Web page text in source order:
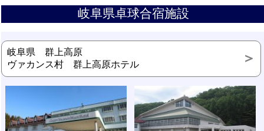
岐阜県卓球合宿施設
岐阜県 群上高原
ヴァカンス村 群上高原ホテル